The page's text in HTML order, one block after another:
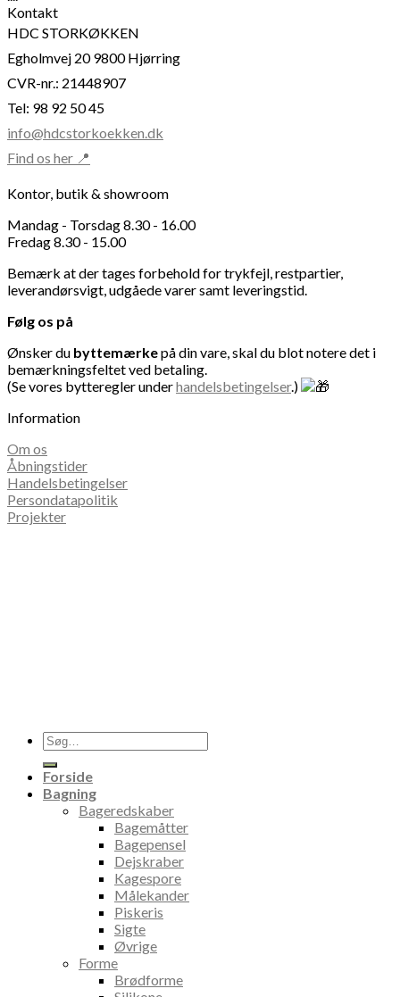
Kontakt
HDC STORKØKKEN
Egholmvej 20 9800 Hjørring
CVR-nr.: 21448907
Tel: 98 92 50 45
info@hdcstorkoekken.dk
Find os her 📍
Kontor, butik & showroom
Mandag - Torsdag 8.30 - 16.00
Fredag 8.30 - 15.00
Bemærk at der tages forbehold for trykfejl, restpartier,
leverandørsvigt, udgåede varer samt leveringstid.
Følg os på
Ønsker du byttemærkepå din vare, skal du blot notere det i
bemærkningsfeltet ved betaling.
(Se vores bytteregler underhandelsbetingelser.)
Information
Om os
Åbningstider
Handelsbetingelser
Persondatapolitik
Projekter
Søg
efter:
Forside
Bagning
Bageredskaber
Bagemåtter
Bagepensel
Dejskraber
Kagespore
Målekander
Piskeris
Sigte
Øvrige
Forme
Brødforme